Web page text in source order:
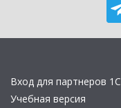
Вход для партнеров 1С
Учебная версия